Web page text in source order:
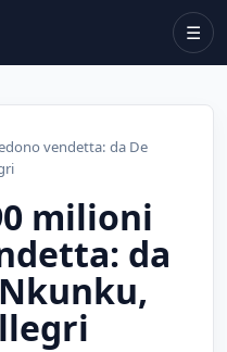
☰
vendetta: da De
milioni
da